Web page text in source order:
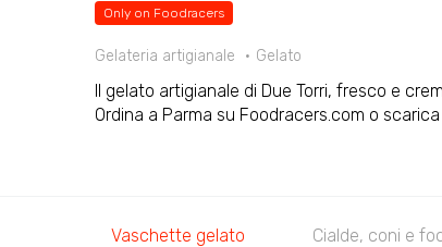
Only on Foodracers
Gelateria artigianale Gelato
Il gelato artigianale di Due Torri, fresco e
Ordina a Parma su Foodracers.com o scarica
Vaschette gelato Cialde, coni e